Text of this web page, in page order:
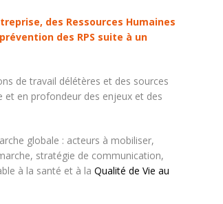
des Ressources Humaines
des RPS suite à un
de travail délétères et des sources
et en profondeur des enjeux et des
globale : acteurs à mobiliser,
stratégie de communication,
à la santé et à la Qualité de Vie au